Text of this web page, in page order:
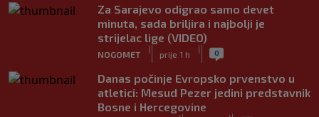
Za Sarajevo odigrao samo devet
minuta, sada briljira i najbolji je
strijelac lige (VIDEO)
NOGOMET
|
prije 1 h
| 0
Danas počinje Evropsko prvenstvo u
atletici: Mesud Pezer jedini predstavnik
Bosne i Hercegovine